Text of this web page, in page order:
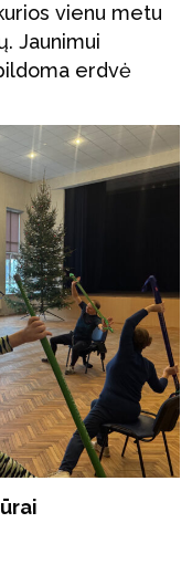
vienu metu
Jaunimui
erdvė